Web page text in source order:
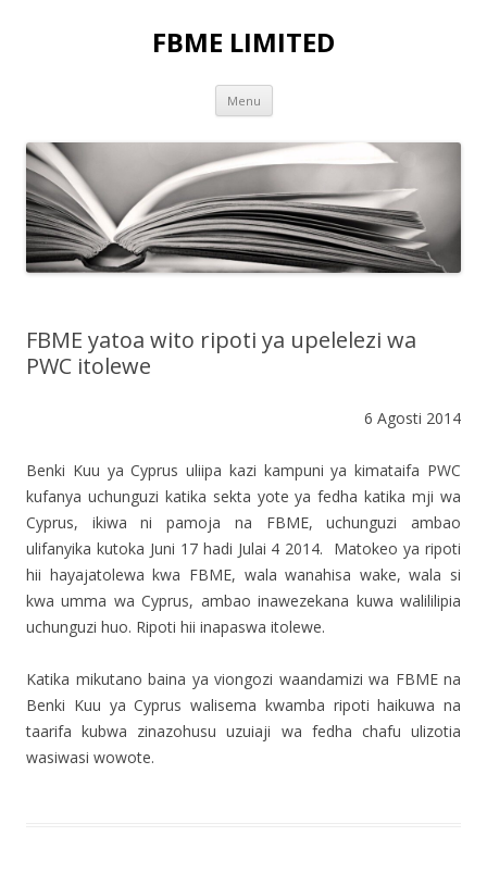
FBME LIMITED
Menu Skip to content
FBME yatoa wito ripoti ya upelelezi wa
PWC itolewe
6 Agosti 2014
Benki Kuu ya Cyprus uliipa kazi kampuni ya kimataifa PWC
kufanya uchunguzi katika sekta yote ya fedha katika mji wa
Cyprus, ikiwa ni pamoja na FBME, uchunguzi ambao
ulifanyika kutoka Juni 17 hadi Julai 4 2014. Matokeo ya ripoti
hii hayajatolewa kwa FBME, wala wanahisa wake, wala si
kwa umma wa Cyprus, ambao inawezekana kuwa walililipia
uchunguzi huo. Ripoti hii inapaswa itolewe.
Katika mikutano baina ya viongozi waandamizi wa FBME na
Benki Kuu ya Cyprus walisema kwamba ripoti haikuwa na
taarifa kubwa zinazohusu uzuiaji wa fedha chafu ulizotia
wasiwasi wowote.